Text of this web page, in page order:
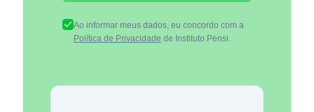
Ao informar meus dados, eu concordo com a
Política de Privacidade de Instituto Pensi.